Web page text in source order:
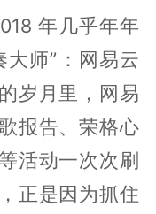
年几乎年年
大师”：网易云
岁月里，网易
报告、荣格心
活动一次次刷
正是因为抓住